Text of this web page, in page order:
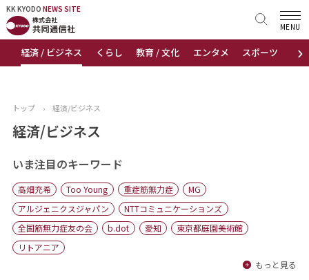
KK KYODO NEWS SITE
›
経済 / ビジネス くらし 教育 / 文化 エンタメ スポーツ 地域
MENU
KK KYODONEWS SITE
トップページ
ニュース
おすすめコンテンツ
出版物
会社概要
トップ › 経済/ビジネス
経済/ビジネス
いま注目のキーワード
高畑充希 Too Young 重症筋無力症
MG
アルジェニクスジャパン
NTTコミュニケーションズ
全国筋無力症友の会
b.dot 愛知
東京都庭園美術館
リトアニア
もっと見る